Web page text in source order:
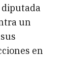
un
en